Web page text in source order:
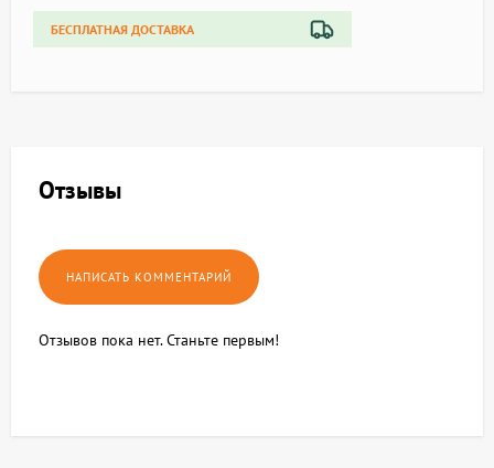
БЕСПЛАТНАЯ ДОСТАВКА
Отзывы
Отзывов пока нет. Станьте первым!